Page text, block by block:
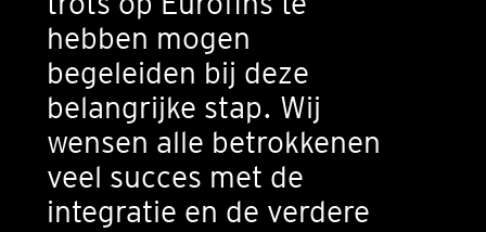
hebben mogen
begeleiden bij deze
belangrijke stap. Wij
wensen alle betrokkenen
veel succes met de
integratie en de verdere